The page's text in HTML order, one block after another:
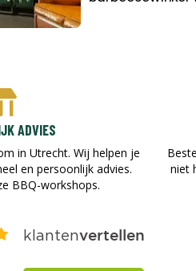
ADVIES
in Utrecht. Wij helpen je
en persoonlijk advies.
BBQ-workshops.
niet